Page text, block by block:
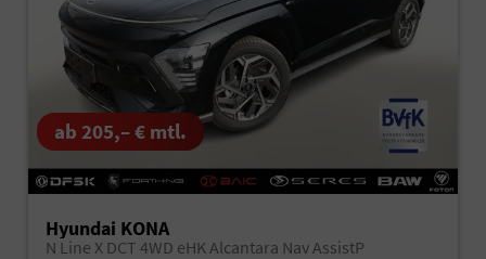
ab 205,– € mtl.
Hyundai KONA
N Line X DCT 4WD eHK Alcantara Nav AssistP